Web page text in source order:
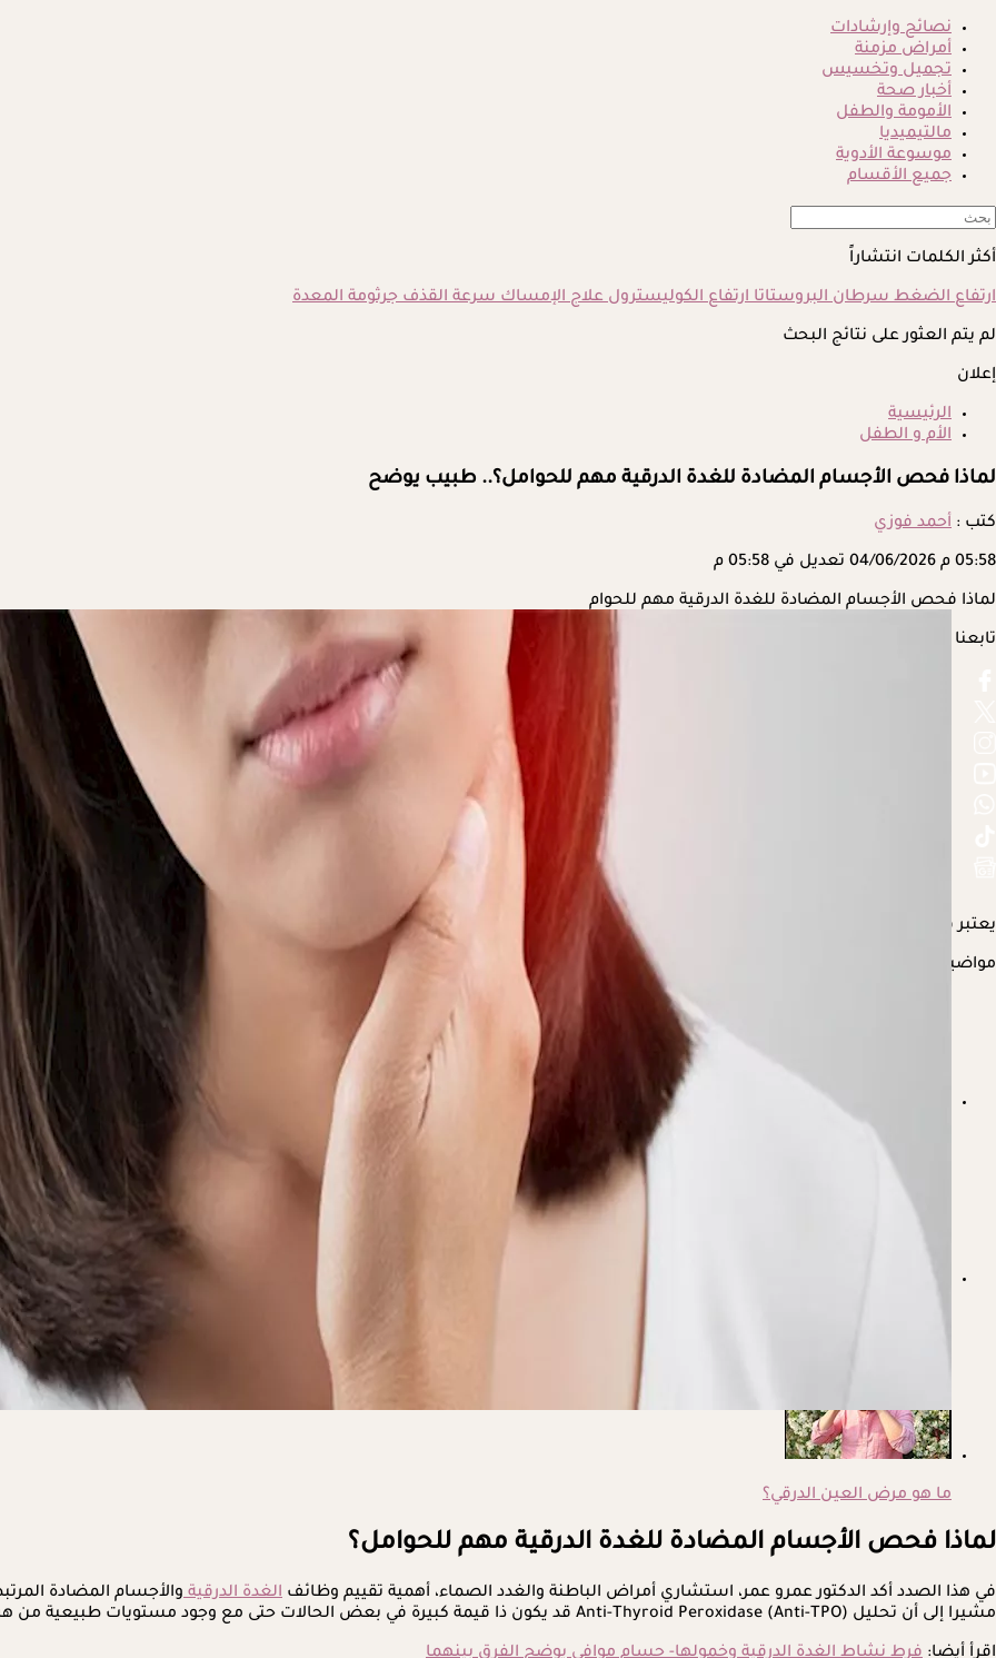
نصائح وإرشادات
أمراض مزمنة
تجميل وتخسيس
أخبار صحة
الأمومة والطفل
مالتيميديا
موسوعة الأدوية
جميع الأقسام
أكثر الكلمات انتشاراً
ارتفاع الضغطسرطان البروستاتاارتفاع الكوليسترولعلاج الإمساكسرعة القذفجرثومة المعدة
لم يتم العثور على نتائج البحث
إعلان
الرئيسية
الأم و الطفل
لماذا فحص الأجسام المضادة للغدة الدرقية مهم للحوامل؟.. طبيب يوضح
كتب : أحمد فوزي
05:58 م 04/06/2026 تعديل في 05:58 م
لماذا فحص الأجسام المضادة للغدة الدرقية مهم للحوام
تابعنا على
يعتبر فحص للغدة الدرقية مهم للحوامل وحالات الإجهاض المتكرر، وذلك منعا لحدوث المضاعفات لدى الأمهات
مواضيع ذات صلة
هل تؤثر الغدة الدرقية على القلب؟ العلاقة التي يغفلها كثيرون
ما هو مرض العين الدرقي؟
لماذا فحص الأجسام المضادة للغدة الدرقية مهم للحوامل؟
في هذا الصدد أكد الدكتور عمرو عمر، استشاري أمراض الباطنة والغدد الصماء، أهمية تقييم وظائف الغدة الدرقيةوالأجسام المضادة
مشيرا إلى أن تحليل Anti-Thyroid Peroxidase (Anti-TPO) قد يكون ذا قيمة كبيرة في بعض الحالات حتى مع وجود مستويات طبيعية من هرمون الغدة الدرقية الحر (FT4).
اقرأ أيضا: فرط نشاط الغدة الدرقية وخمولها- حسام موافي يوضح الفرق بينهما